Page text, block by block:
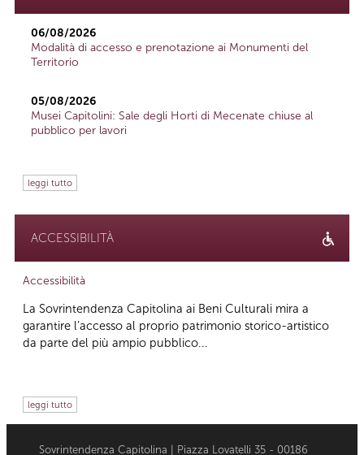
06/08/2026
Modalità di accesso e prenotazione ai Monumenti del
Territorio
05/08/2026
Musei Capitolini: Sale degli Horti di Mecenate chiuse al
pubblico per lavori
leggi tutto
ACCESSIBILITÀ
Accessibilità
La Sovrintendenza Capitolina ai Beni Culturali mira a
garantire l’accesso al proprio patrimonio storico-artistico
da parte del più ampio pubblico...
leggi tutto
Sovrintendenza Capitolina | Piazza Lovatelli 35 - 00186